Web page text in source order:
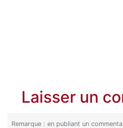
Laisser un
Remarque : en publiant un